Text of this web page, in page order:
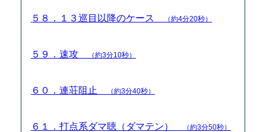
５８．１３巡目以降のケース （約4分20秒）
５９．速攻 （約3分10秒）
６０．連荘阻止 （約3分40秒）
６１．打点系ダマ聴（ダマテン） （約3分50秒）